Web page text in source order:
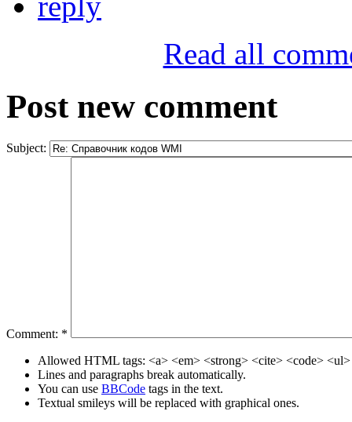
Read all
Post new comment
Subject:
Comment: *
Allowed HTML tags: <a> <em> <strong> <cite> <code>
Lines and paragraphs break automatically.
You can use BBCode tags in the text.
Textual smileys will be replaced with graphical ones.